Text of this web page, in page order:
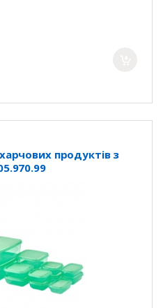
продуктів з